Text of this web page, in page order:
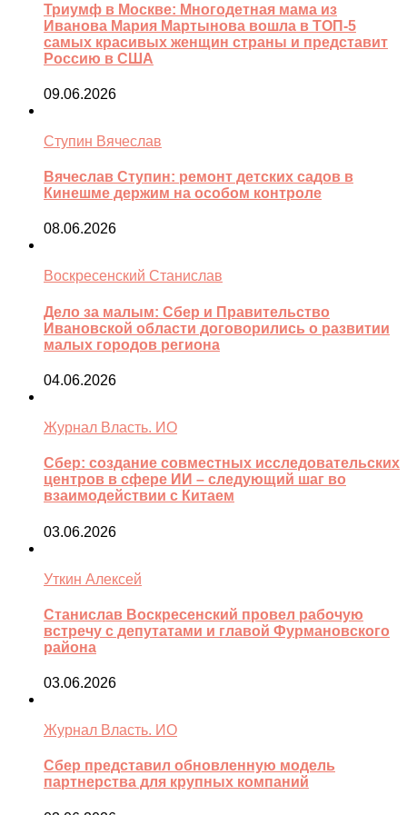
Триумф в Москве: Многодетная мама из
Иванова Мария Мартынова вошла в ТОП-5
самых красивых женщин страны и представит
Россию в США
09.06.2026
Ступин Вячеслав
Вячеслав Ступин: ремонт детских садов в
Кинешме держим на особом контроле
08.06.2026
Воскресенский Станислав
Дело за малым: Сбер и Правительство
Ивановской области договорились о развитии
малых городов региона
04.06.2026
Журнал Власть. ИО
Сбер: создание совместных исследовательских
центров в сфере ИИ – следующий шаг во
взаимодействии с Китаем
03.06.2026
Уткин Алексей
Станислав Воскресенский провел рабочую
встречу с депутатами и главой Фурмановского
района
03.06.2026
Журнал Власть. ИО
Сбер представил обновленную модель
партнерства для крупных компаний